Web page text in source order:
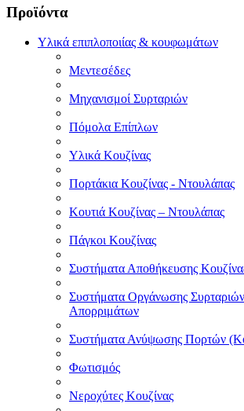
Προϊόντα
Υλικά επιπλοποιίας & κουφωμάτων
Μεντεσέδες
Μηχανισμοί Συρταριών
Πόμολα Επίπλων
Υλικά Κουζίνας
Πορτάκια Κουζίνας - Ντουλάπας
Κουτιά Κουζίνας – Ντουλάπας
Πάγκοι Κουζίνας
Συστήματα Αποθήκευσης
Συστήματα Οργάνωσης
Απορριμάτων
Συστήματα Ανύψωσης Πορτών
Φωτισμός
Νεροχύτες Κουζίνας